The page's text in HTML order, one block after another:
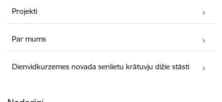
Projekti
Par mums
Dienvidkurzemes novada senlietu krātuvju dižie stāsti